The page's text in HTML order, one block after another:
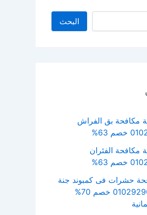
البحث
مكافحة بق الفراش
63%
الفئران
63%
حشرات فى كمبوند جنة
واحد 01029290555 خصم 70%